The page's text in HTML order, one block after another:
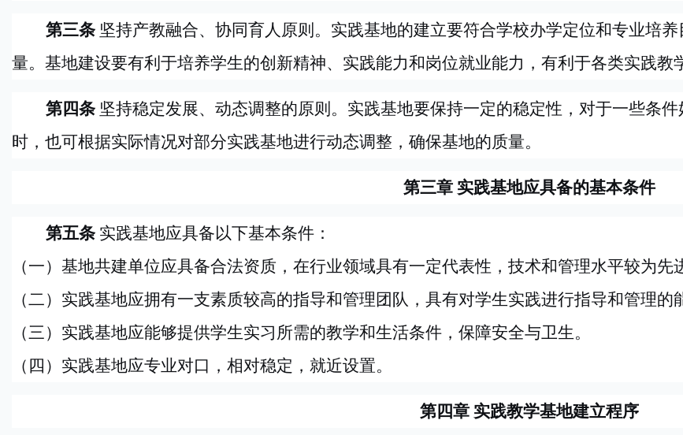
第三条 坚持产教融合、协同育人原则。实践基地的建立要符合学校办学定位和专业培
量。基地建设要有利于培养学生的创新精神、实践能力和岗位就业能力，有利于各类实践教
第四条 坚持稳定发展、动态调整的原则。实践基地要保持一定的稳定性，对于一些条
时，也可根据实际情况对部分实践基地进行动态调整，确保基地的质量。
第三章 实践基地应具备的基本条件
第五条 实践基地应具备以下基本条件：
（一）基地共建单位应具备合法资质，在行业领域具有一定代表性，技术和管理水平较为先
（二）实践基地应拥有一支素质较高的指导和管理团队，具有对学生实践进行指导和管理的
（三）实践基地应能够提供学生实习所需的教学和生活条件，保障安全与卫生。
（四）实践基地应专业对口，相对稳定，就近设置。
第四章 实践教学基地建立程序